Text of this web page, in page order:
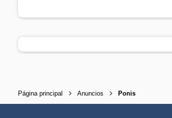
Página principal Anuncios Ponis